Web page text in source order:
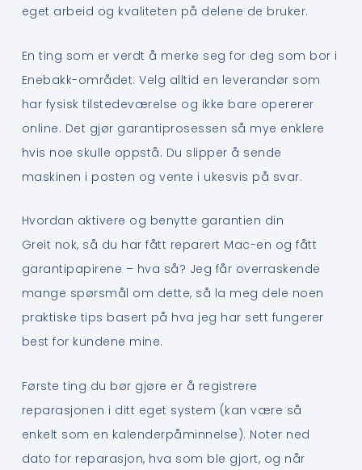
eget arbeid og kvaliteten på delene de bruker.
En ting som er verdt å merke seg for deg som bor i
Enebakk-området: Velg alltid en leverandør som
har fysisk tilstedeværelse og ikke bare opererer
online. Det gjør garantiprosessen så mye enklere
hvis noe skulle oppstå. Du slipper å sende
maskinen i posten og vente i ukesvis på svar.
Hvordan aktivere og benytte garantien din
Greit nok, så du har fått reparert Mac-en og fått
garantipapirene – hva så? Jeg får overraskende
mange spørsmål om dette, så la meg dele noen
praktiske tips basert på hva jeg har sett fungerer
best for kundene mine.
Første ting du bør gjøre er å registrere
reparasjonen i ditt eget system (kan være så
enkelt som en kalenderpåminnelse). Noter ned
dato for reparasjon, hva som ble gjort, og når